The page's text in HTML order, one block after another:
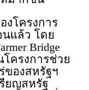
งโครงการ
นแล้ว โดย
Bridge
โครงการช่วย
ของสหรัฐฯ
รียญสหรัฐ